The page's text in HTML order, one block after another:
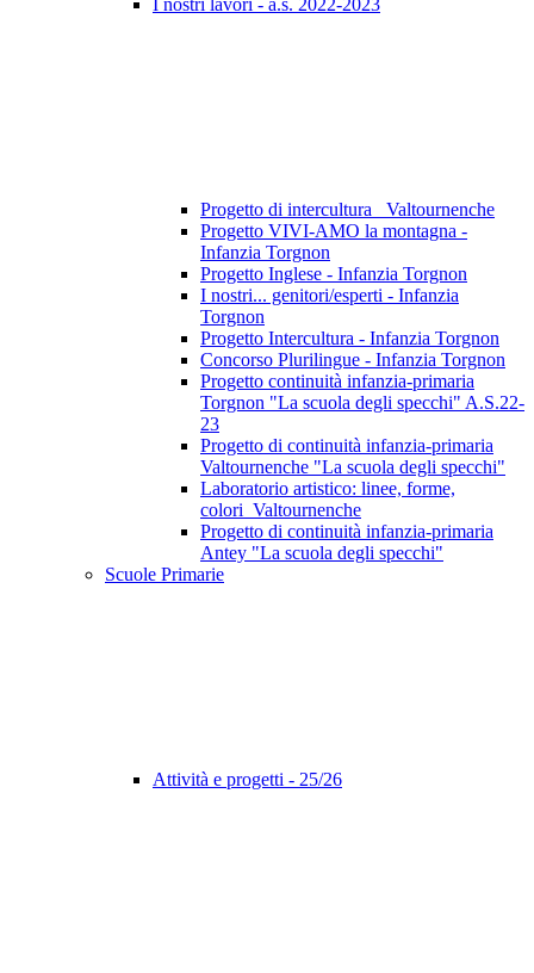
I nostri lavori - a.s. 2022-2023
Progetto di intercultura_ Valtournenche
Progetto VIVI-AMO la montagna -
Infanzia Torgnon
Progetto Inglese - Infanzia Torgnon
I nostri... genitori/esperti - Infanzia
Torgnon
Progetto Intercultura - Infanzia Torgnon
Concorso Plurilingue - Infanzia Torgnon
Progetto continuità infanzia-primaria
Torgnon "La scuola degli specchi" A.S.22-
23
Progetto di continuità infanzia-primaria
Valtournenche "La scuola degli specchi"
Laboratorio artistico: linee, forme,
colori_Valtournenche
Progetto di continuità infanzia-primaria
Antey "La scuola degli specchi"
Scuole Primarie
Attività e progetti - 25/26